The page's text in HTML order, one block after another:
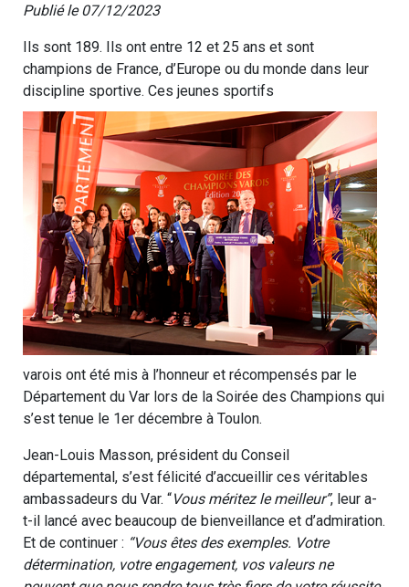
Publié le 07/12/2023
Ils sont 189. Ils ont entre 12 et 25 ans et sont
champions de France, d’Europe ou du monde dans leur
discipline sportive. Ces jeunes sportifs
varois ont été mis à l’honneur et récompensés par le
Département du Var lors de la Soirée des Champions qui
s’est tenue le 1er décembre à Toulon.
Jean-Louis Masson, président du Conseil
départemental, s’est félicité d’accueillir ces véritables
ambassadeurs du Var. “Vous méritez le meilleur”, leur a-
t-il lancé avec beaucoup de bienveillance et d’admiration.
Et de continuer : “Vous êtes des exemples. Votre
détermination, votre engagement, vos valeurs ne